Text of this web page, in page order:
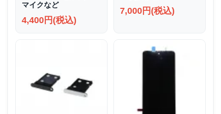
マイクなど
4,400円(税込)
7,000円(税込)